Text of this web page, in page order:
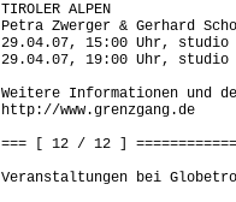
TIROLER ALPEN
Petra Zwerger & Gerhard
29.04.07, 15:00 Uhr, studio
29.04.07, 19:00 Uhr, studio
Weitere Informationen und
http://www.grenzgang.de
=== [ 12 / 12 ]
Veranstaltungen bei